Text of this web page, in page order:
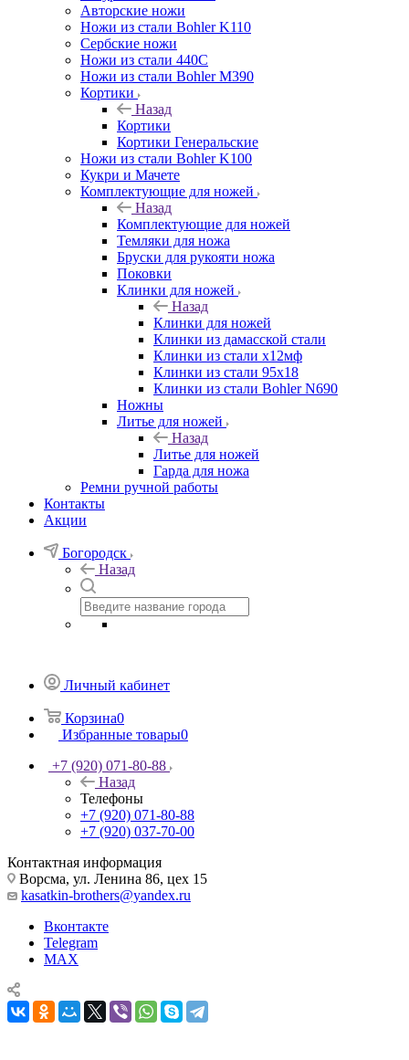
Авторские ножи
Ножи из стали Bohler K110
Сербские ножи
Ножи из стали 440С
Ножи из стали Bohler M390
Кортики
Назад
Кортики
Кортики Генеральские
Ножи из стали Bohler K100
Кукри и Мачете
Комплектующие для ножей
Назад
Комплектующие для ножей
Темляки для ножа
Бруски для рукояти ножа
Поковки
Клинки для ножей
Назад
Клинки для ножей
Клинки из дамасской стали
Клинки из стали х12мф
Клинки из стали 95х18
Клинки из стали Bohler N690
Ножны
Литье для ножей
Назад
Литье для ножей
Гарда для ножа
Ремни ручной работы
Контакты
Акции
Богородск
Назад
Личный кабинет
Корзина0
Избранные товары0
+7 (920) 071-80-88
Назад
Телефоны
+7 (920) 071-80-88
+7 (920) 037-70-00
Контактная информация
Ворсма, ул. Ленина 86, цех 15
kasatkin-brothers@yandex.ru
Вконтакте
Telegram
MAX